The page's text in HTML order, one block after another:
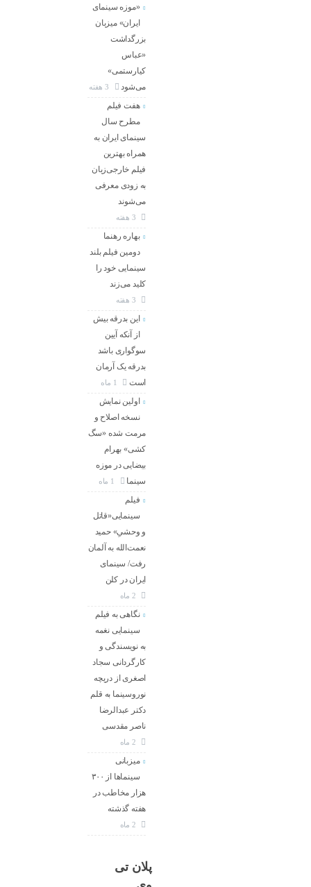
«موزه سینمای
ایران» میزبان
بزرگداشت
«عباس
کیارستمی»
می‌شود
هفت فیلم
مطرح سال
سینمای ایران به
همراه بهترین
فیلم خارجی‌زبان
به زودی معرفی
می‌شوند
بهاره رهنما
دومین فیلم بلند
سینمایی خود را
کلید می‌زند
این بدرقه بیش
از آنکه آیین
سوگواری باشد
بدرقه یک آرمان
است
اولین نمایش
نسخه اصلاح و
مرمت شده «سگ
کشی» بهرام
بیضایی در موزه
سینما
فیلم
سینمایی«قاتل
و وحشیِ» حمید
نعمت‌الله به آلمان
رفت/ سینمای
ایران در کلن
نگاهی به فیلم
سینمایی نغمه
به نویسندگی و
کارگردانی سجاد
اصغری از دریچه
نوروسینما به قلم
دکتر عبدالرضا
ناصر مقدسی
میزبانی
سینماها از ۳۰۰
هزار مخاطب در
هفته گذشته
پلان تی